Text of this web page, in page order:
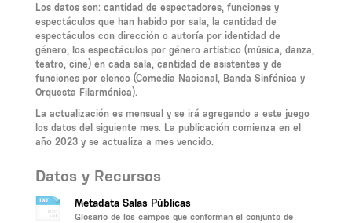
Los datos son: cantidad de espectadores, funciones y
espectáculos que han habido por sala, la cantidad de
espectáculos con dirección o autoría por identidad de
género, los espectáculos por género artístico (música, danza,
teatro, cine) en cada sala, cantidad de asistentes y de
funciones por elenco (Comedia Nacional, Banda Sinfónica y
Orquesta Filarmónica).
La actualización es mensual y se irá agregando a este juego
los datos del siguiente mes. La publicación comienza en el
año 2023 y se actualiza a mes vencido.
Datos y Recursos
Metadata Salas Públicas
Glosario de los campos que conforman el conjunto de